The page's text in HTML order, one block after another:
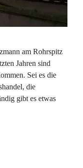
am Rohrspitz
Jahren sind
Sei es die
die
gibt es etwas